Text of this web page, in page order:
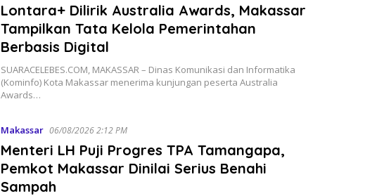
Lontara+ Dilirik Australia Awards, Makassar
Tampilkan Tata Kelola Pemerintahan
Berbasis Digital
SUARACELEBES.COM, MAKASSAR – Dinas Komunikasi dan Informatika
(Kominfo) Kota Makassar menerima kunjungan peserta Australia
Awards…
Makassar 06/08/2026 2:12 PM
Menteri LH Puji Progres TPA Tamangapa,
Pemkot Makassar Dinilai Serius Benahi
Sampah